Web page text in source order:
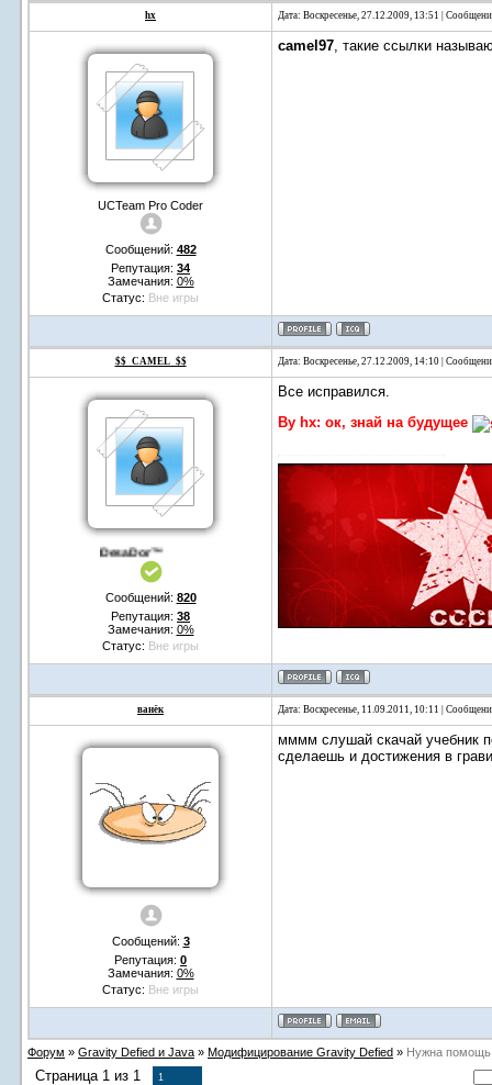
hx Дата: Воскресенье, 27.12.2009, 13:51 |
UCTeam Pro Coder
Сообщений: 482
Репутация: 34
Замечания: 0%
Статус: Вне игры
camel97, такие ссылки
$$_CAMEL_$$ Дата: Воскресенье, 27.12.2009, 14:10 |
DesaDor™
Сообщений: 820
Репутация: 38
Замечания: 0%
Статус: Вне игры
Все исправился.
By hx: ок, знай на будущее
ванёк Дата: Воскресенье, 11.09.2011, 10:11 |
Сообщений: 3
Репутация: 0
Замечания: 0%
Статус: Вне игры
мммм слушай скачай учебник
сделаешь и достижения в
Форум » Gravity Defied и Java » Модифицирование Gravity Defied » Нужна
Страница 1 из 1 1